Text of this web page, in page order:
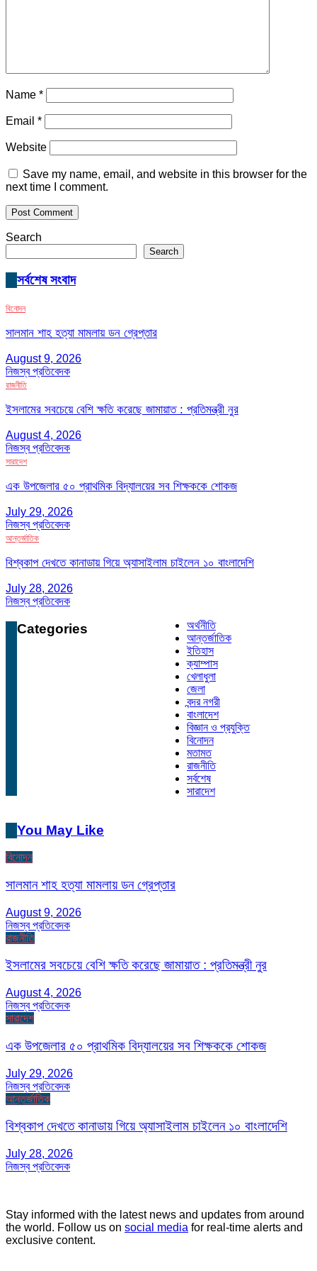
Name *
Email *
Website
Save my name, email, and website in this browser for the
next time I comment.
Search
Search
সর্বশেষ সংবাদ
বিনোদন
সালমান শাহ হত্যা মামলায় ডন গ্রেপ্তার
August 9, 2026
নিজস্ব প্রতিবেদক
রাজনীতি
ইসলামের সবচেয়ে বেশি ক্ষতি করেছে জামায়াত : প্রতিমন্ত্রী নুর
August 4, 2026
নিজস্ব প্রতিবেদক
সারাদেশ
এক উপজেলার ৫০ প্রাথমিক বিদ্যালয়ের সব শিক্ষককে শোকজ
July 29, 2026
নিজস্ব প্রতিবেদক
আন্তর্জাতিক
বিশ্বকাপ দেখতে কানাডায় গিয়ে অ্যাসাইলাম চাইলেন ১০ বাংলাদেশি
July 28, 2026
নিজস্ব প্রতিবেদক
Categories
অর্থনীতি
আন্তর্জাতিক
ইতিহাস
ক্যাম্পাস
খেলাধুলা
জেলা
বন্দর নগরী
বাংলাদেশ
বিজ্ঞান ও প্রযুক্তি
বিনোদন
মতামত
রাজনীতি
সর্বশেষ
সারাদেশ
You May Like
বিনোদন
সালমান শাহ হত্যা মামলায় ডন গ্রেপ্তার
August 9, 2026
নিজস্ব প্রতিবেদক
রাজনীতি
ইসলামের সবচেয়ে বেশি ক্ষতি করেছে জামায়াত : প্রতিমন্ত্রী নুর
August 4, 2026
নিজস্ব প্রতিবেদক
সারাদেশ
এক উপজেলার ৫০ প্রাথমিক বিদ্যালয়ের সব শিক্ষককে শোকজ
July 29, 2026
নিজস্ব প্রতিবেদক
আন্তর্জাতিক
বিশ্বকাপ দেখতে কানাডায় গিয়ে অ্যাসাইলাম চাইলেন ১০ বাংলাদেশি
July 28, 2026
নিজস্ব প্রতিবেদক
Stay informed with the latest news and updates from around
the world. Follow us on social media for real-time alerts and
exclusive content.